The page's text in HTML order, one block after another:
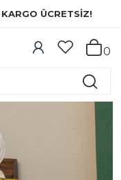
KARGO ÜCRETSİZ!
0